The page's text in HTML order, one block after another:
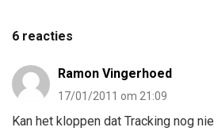
6 reacties
Ramon Vingerhoed
17/01/2011 om 21:09
Kan het kloppen dat Tracking nog